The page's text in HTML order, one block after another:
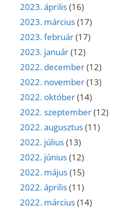
2023. április(16)
2023. március(17)
2023. február(17)
2023. január(12)
2022. december(12)
2022. november(13)
2022. október(14)
2022. szeptember(12)
2022. augusztus(11)
2022. július(13)
2022. június(12)
2022. május(15)
2022. április(11)
2022. március(14)